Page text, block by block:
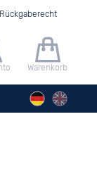
ab 40 €
Warenkorb